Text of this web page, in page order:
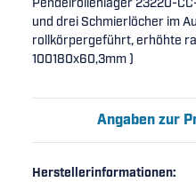
Pendelrollenlager 23220-
und drei Schmierlöcher im
rollkörpergeführt, erhöhte
100180x60,3mm )
Angaben zur
Herstellerinformationen: